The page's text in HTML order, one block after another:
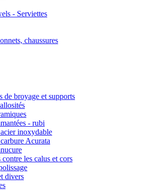
- Serviettes
chaussures
de broyage et supports
- rubi
inoxydable
Acurata
contre les calus et cors
divers